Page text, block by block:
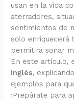
usan en la vida
aterradores,
sentimientos de
solo enriquecerá
permitirá sonar
En este artículo,
inglés,
ejemplos para
¡Prepárate para